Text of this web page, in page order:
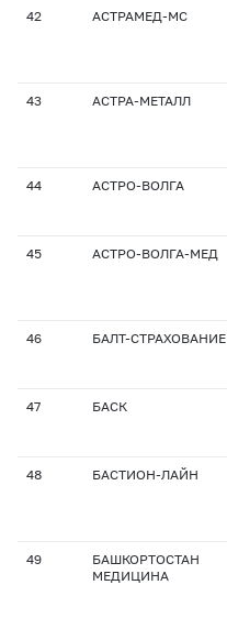
42 АСТРАМЕД-МС
43 АСТРА-МЕТАЛЛ
44 АСТРО-ВОЛГА
45 АСТРО-ВОЛГА-МЕД
46 БАЛТ-СТРАХОВАНИЕ
47 БАСК
48 БАСТИОН-ЛАЙН
49
БАШКОРТОСТАН
МЕДИЦИНА